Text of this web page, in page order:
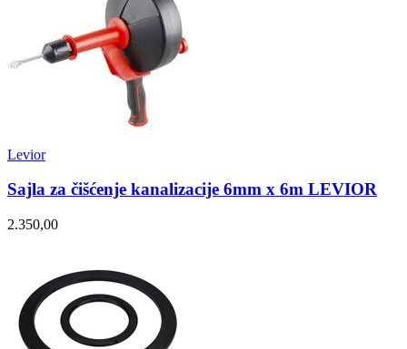
Levior
Sajla za čišćenje kanalizacije 6mm x 6m LEVIOR
2.350,00